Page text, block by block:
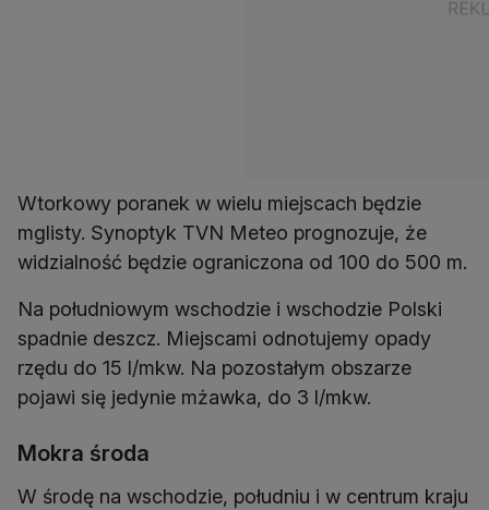
Wtorkowy poranek w wielu miejscach będzie
mglisty. Synoptyk TVN Meteo prognozuje, że
widzialność będzie ograniczona od 100 do 500 m.
Na południowym wschodzie i wschodzie Polski
spadnie deszcz. Miejscami odnotujemy opady
rzędu do 15 l/mkw. Na pozostałym obszarze
pojawi się jedynie mżawka, do 3 l/mkw.
Mokra środa
W środę na wschodzie, południu i w centrum kraju